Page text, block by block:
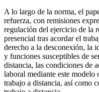
A lo largo de la norma, el
refuerza, con remisiones
regulación del ejercicio de la
presencial tras acordar el
derecho a la desconexión, la
y funciones susceptibles de
distancia, las condiciones de
laboral mediante este
trabajo a distancia, así como